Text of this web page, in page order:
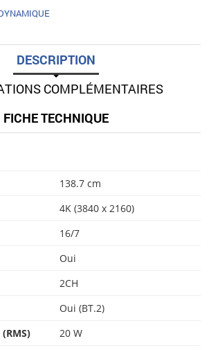
DESCRIPTION
COMPLÉMENTAIRES
FICHE TECHNIQUE
138.7 cm
4K (3840 x 2160)
16/7
Oui
2CH
Oui (BT.2)
20 W